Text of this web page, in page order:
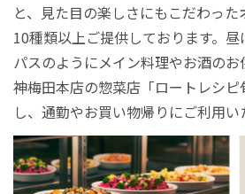
と、見た目の楽しさにもこだわっ
10種類以上ご提供しております。
パスのようにメイン料理やお酒の
神梅田本店の惣菜店「ロートレシ
し、通勤やお買い物帰りにご利用い